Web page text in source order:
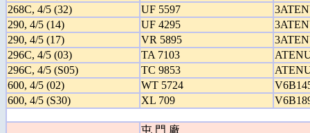
268C, 4/5 (32)
UF 5597
290, 4/5 (14)
UF 4295
290, 4/5 (17)
VR 5895
296C, 4/5 (03)
TA 7103
296C, 4/5 (S05)
TC 9853
600, 4/5 (02)
WT 5724
600, 4/5 (S30)
XL 709
屯 門 廠